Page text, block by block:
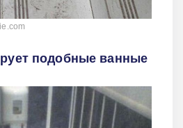
подобные ванные